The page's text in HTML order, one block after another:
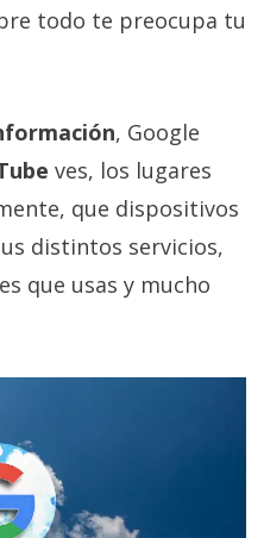
todo te preocupa tu
, Google
ves, los lugares
que dispositivos
distintos servicios,
que usas y mucho